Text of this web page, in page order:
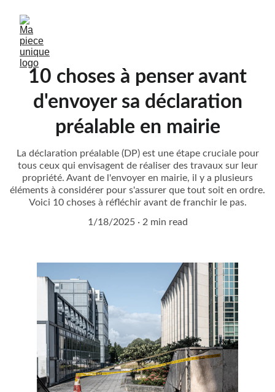
10 choses à penser avant
d'envoyer sa déclaration
préalable en mairie
La déclaration préalable (DP) est une étape cruciale pour
tous ceux qui envisagent de réaliser des travaux sur leur
propriété. Avant de l'envoyer en mairie, il y a plusieurs
éléments à considérer pour s'assurer que tout soit en ordre.
Voici 10 choses à réfléchir avant de franchir le pas.
1/18/2025
2 min read